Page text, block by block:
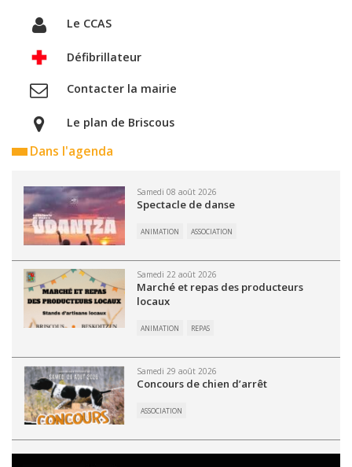
Le CCAS
Défibrillateur
Contacter la mairie
Le plan de Briscous
Dans l'agenda
Samedi 08 août 2026
Spectacle de danse
ANIMATION ASSOCIATION
Samedi 22 août 2026
Marché et repas des producteurs
locaux
ANIMATION REPAS
Samedi 29 août 2026
Concours de chien d’arrêt
ASSOCIATION